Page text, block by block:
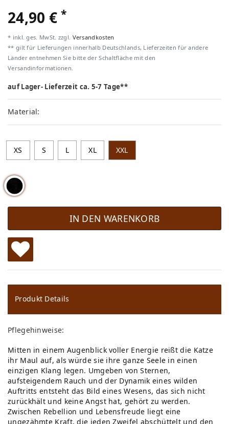
24,90 €*
* inkl. ges. MwSt. zzgl. Versandkosten
** gilt für Lieferungen innerhalb Deutschlands, Lieferzeiten für andere
Länder entnehmen Sie bitte der Schaltfläche mit den
Versandinformationen.
auf Lager- Lieferzeit ca. 5-7 Tage**
Material:
XS S L XL XXL
IN DEN WARENKORB
W
u
ns
ch
lis
te
Produkt Details
Pflegehinweise:
Mitten in einem Augenblick voller Energie reißt die Katze
ihr Maul auf, als würde sie ihre ganze Seele in einen
einzigen Klang legen. Umgeben von Sternen,
aufsteigendem Rauch und der Dynamik eines wilden
Auftritts entsteht das Bild eines Wesens, das sich nicht
zurückhält und keine Angst hat, gehört zu werden.
Zwischen Rebellion und Lebensfreude liegt eine
ungezähmte Kraft, die jeden Zweifel abschüttelt und den